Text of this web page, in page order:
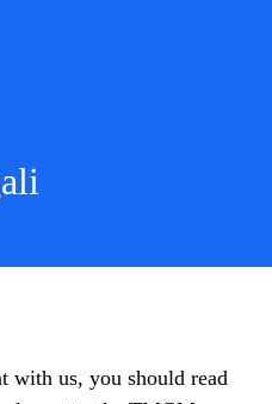
with us, you should read